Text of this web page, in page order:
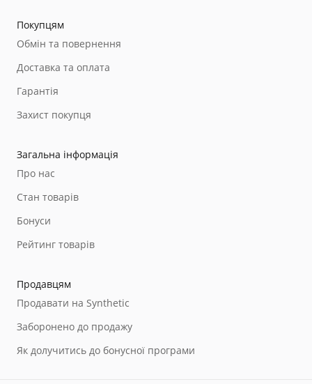
Покупцям
Обмін та повернення
Доставка та оплата
Гарантія
Захист покупця
Загальна інформація
Про нас
Стан товарів
Бонуси
Рейтинг товарів
Продавцям
Продавати на Synthetic
Заборонено до продажу
Як долучитись до бонусної програми